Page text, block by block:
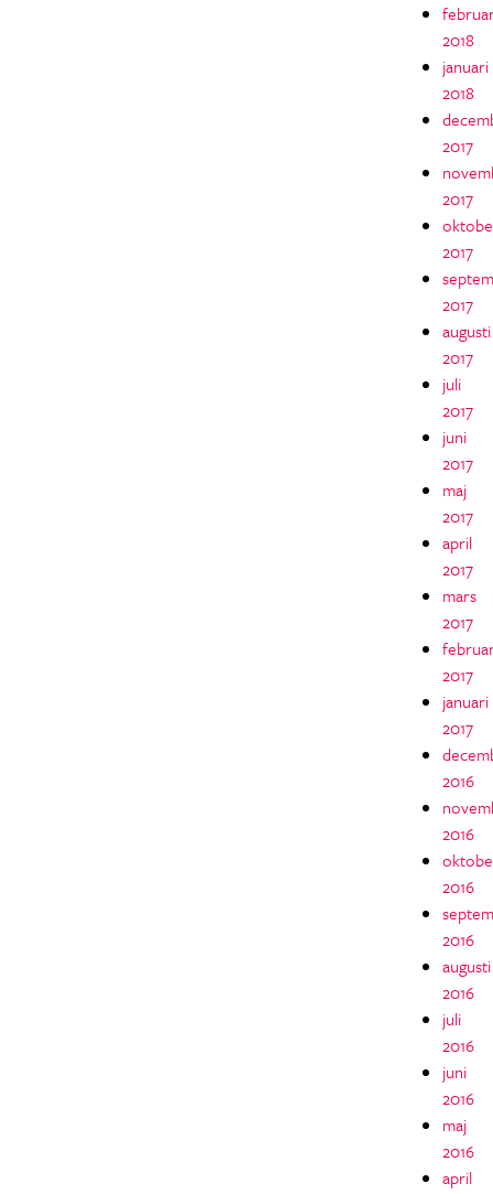
2018
januari
2018
2017
2017
2017
2017
augusti
2017
juli
2017
juni
2017
maj
2017
april
2017
mars
2017
2017
januari
2017
2016
2016
2016
2016
augusti
2016
juli
2016
juni
2016
maj
2016
april